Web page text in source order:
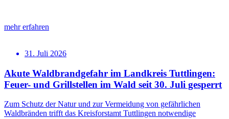
mehr erfahren
31. Juli 2026
Akute Waldbrandgefahr im Landkreis Tuttlingen:
Feuer- und Grillstellen im Wald seit 30. Juli gesperrt
Zum Schutz der Natur und zur Vermeidung von gefährlichen
Waldbränden trifft das Kreisforstamt Tuttlingen notwendige